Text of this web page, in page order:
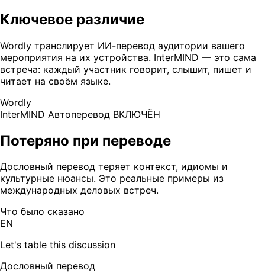
Ключевое различие
Wordly транслирует ИИ-перевод аудитории вашего
мероприятия на их устройства. InterMIND — это сама
встреча: каждый участник говорит, слышит, пишет и
читает на своём языке.
Wordly
InterMIND Автоперевод ВКЛЮЧЁН
Потеряно при переводе
Дословный перевод теряет контекст, идиомы и
культурные нюансы. Это реальные примеры из
международных деловых встреч.
Что было сказано
EN
Let's table this discussion
Дословный перевод